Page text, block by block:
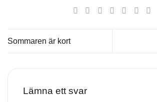
Sommaren är kort
Lämna ett svar